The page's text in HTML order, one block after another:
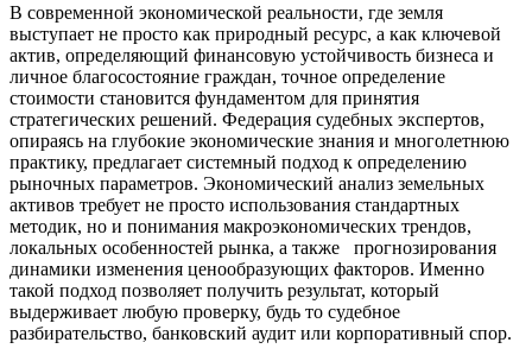
В современной экономической реальности, где земля
выступает не просто как природный ресурс, а как ключевой
актив, определяющий финансовую устойчивость бизнеса и
личное благосостояние граждан, точное определение
стоимости становится фундаментом для принятия
стратегических решений. Федерация судебных экспертов,
опираясь на глубокие экономические знания и многолетнюю
практику, предлагает системный подход к определению
рыночных параметров. Экономический анализ земельных
активов требует не просто использования стандартных
методик, но и понимания макроэкономических трендов,
локальных особенностей рынка, а также прогнозирования
динамики изменения ценообразующих факторов. Именно
такой подход позволяет получить результат, который
выдерживает любую проверку, будь то судебное
разбирательство, банковский аудит или корпоративный спор.